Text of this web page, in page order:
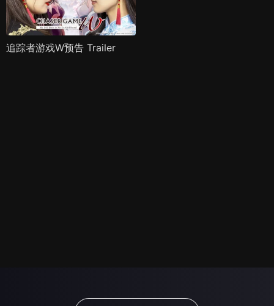
追踪者游戏W预告 Trailer